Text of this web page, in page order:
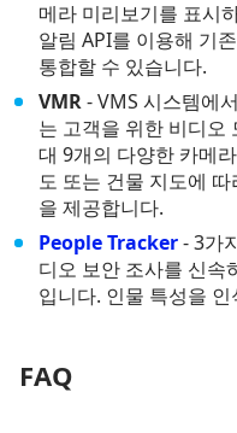
메라 미리보기를 표시
알림 API를 이용해 기
통합할 수 있습니다.
VMR- VMS 시스템에
는 고객을 위한 비디오
대 9개의 다양한 카메
도 또는 건물 지도에
을 제공합니다.
People Tracker- 3가
디오 보안 조사를 신속
입니다. 인물 특성을
FAQ